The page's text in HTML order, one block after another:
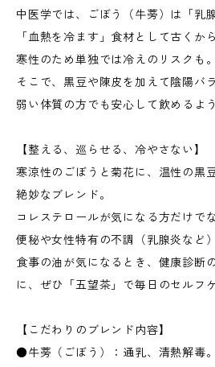
中医学では、ごぼう（牛蒡）は「乳
「血熱を冷ます」食材として古くか
寒性のため単独では冷えのリスクも。
そこで、黒豆や陳皮を加えて陰陽バ
弱い体質の方でも安心して飲めるよ
【整える、巡らせる、冷やさない】
寒涼性のごぼうと菊花に、温性の黒
絶妙なブレンド。
コレステロールが気になる方だけで
便秘や女性特有の不調（乳腺炎など
食事の油が気になるとき、健康診断
に、ぜひ「五望茶」で毎日のセルフケ
【こだわりのブレンド内容】
●牛蒡（ごぼう）：通乳、清熱解毒